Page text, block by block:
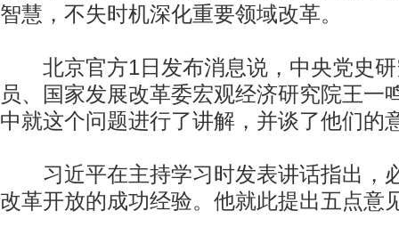
智慧，不失时机深化重要领域改革。
北京官方1日发布消息说，中央党史研
员、国家发展改革委宏观经济研究院王一
中就这个问题进行了讲解，并谈了他们的
习近平在主持学习时发表讲话指出，
改革开放的成功经验。他就此提出五点意